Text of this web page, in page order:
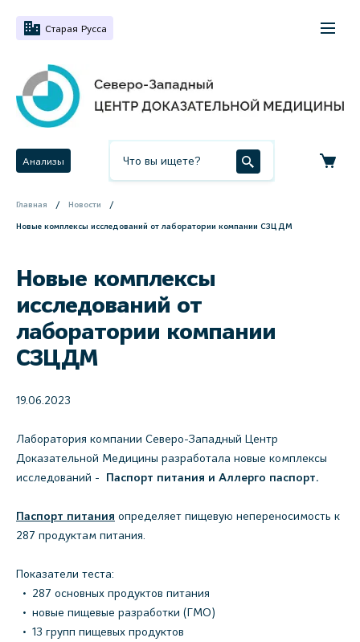
Старая Русса
Анализы
Главная Новости
Новые комплексы исследований от лаборатории компании СЗЦДМ
Новые комплексы
исследований от
лаборатории компании
СЗЦДМ
19.06.2023
Лаборатория компании Северо-Западный Центр
Доказательной Медицины разработала новые комплексы
исследований - Паспорт питания и Аллерго паспорт.
Паспорт питания определяет пищевую непереносимость к
287 продуктам питания.
Показатели теста:
287 основных продуктов питания
новые пищевые разработки (ГМО)
13 групп пищевых продуктов